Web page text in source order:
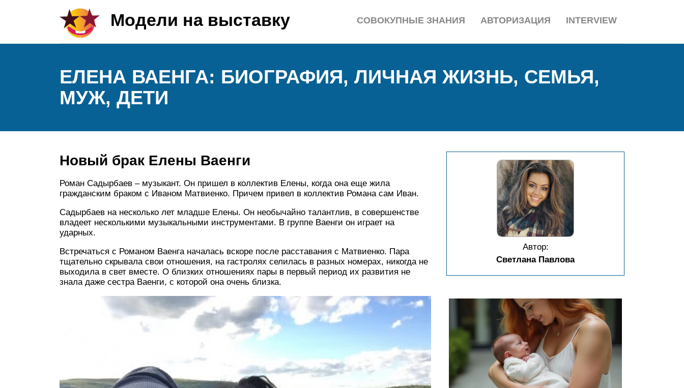
Модели на выставку INTERVIEW
АВТОРИЗАЦИЯ
СОВОКУПНЫЕ ЗНАНИЯ
ЕЛЕНА ВАЕНГА: БИОГРАФИЯ, ЛИЧНАЯ ЖИЗНЬ, СЕМЬЯ,
МУЖ, ДЕТИ
Новый брак Елены Ваенги
Роман Садырбаев – музыкант. Он пришел в коллектив Елены, когда она еще жила
гражданским браком с Иваном Матвиенко. Причем привел в коллектив Романа сам Иван.
Садырбаев на несколько лет младше Елены. Он необычайно талантлив, в совершенстве
владеет несколькими музыкальными инструментами. В группе Ваенги он играет на
ударных.
Встречаться с Романом Ваенга началась вскоре после расставания с Матвиенко. Пара
тщательно скрывала свои отношения, на гастролях селилась в разных номерах, никогда не
выходила в свет вместе. О близких отношениях пары в первый период их развития не
знала даже сестра Ваенги, с которой она очень близка.
Автор:
Светлана Павлова